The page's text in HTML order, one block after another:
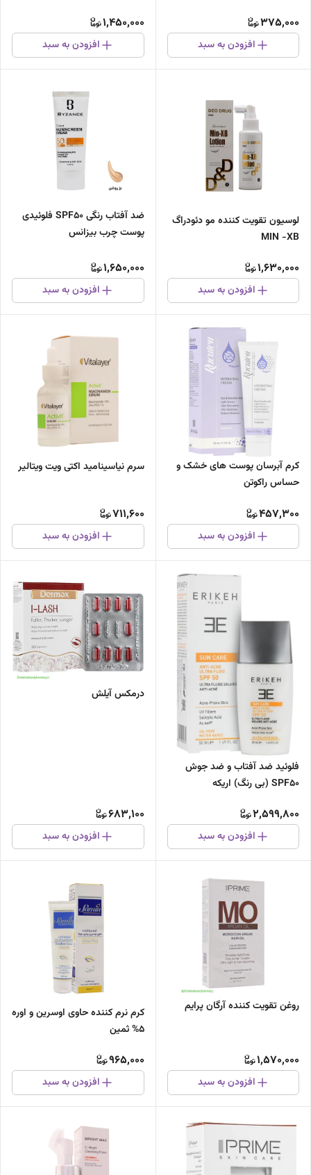
375,000
افزودن به سبد
1,450,000
افزودن به سبد
لوسیون تقویت کننده مو دئودراگ
MIN -XB
1,630,000
افزودن به سبد
ضد آفتاب رنگی SPF۵۰ فلوئیدی
پوست چرب بیزانس
1,650,000
افزودن به سبد
کرم آبرسان پوست های خشک و
حساس راکوتن
457,300
افزودن به سبد
سرم نیاسینامید اکتی ویت ویتالیر
711,600
افزودن به سبد
فلوئید ضد آفتاب و ضد جوش
SPF50 (بی رنگ) اریکه
2,599,800
افزودن به سبد
درمکس آیلش
683,100
افزودن به سبد
روغن تقویت کننده آرگان پرایم
1,570,000
افزودن به سبد
کرم نرم کننده حاوی اوسرین و اوره
5% ثمین
965,000
افزودن به سبد